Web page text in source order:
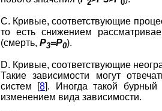
2 0
C. Кривые, соответствующие
то есть снижением
(смерть, Р3=Р0).
D. Кривые, соответствующие
Такие зависимости могут
систем [8]. Иногда такой бурный
изменением вида зависимости.